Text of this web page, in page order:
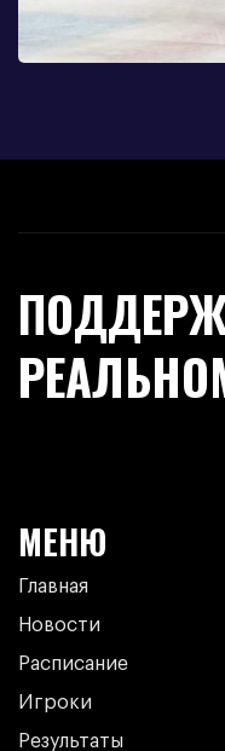
МЕНЮ
Главная
Новости
Расписание
Игроки
Результаты